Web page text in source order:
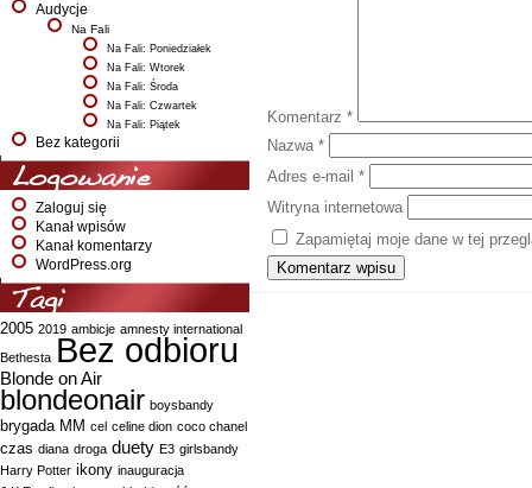
Audycje
Na Fali
Na Fali: Poniedziałek
Na Fali: Wtorek
Na Fali: Środa
Na Fali: Czwartek
Na Fali: Piątek
Bez kategorii
Logowanie
Zaloguj się
Kanał wpisów
Kanał komentarzy
WordPress.org
Tagi
2005 2019 ambicje amnesty international
Bethesta Bez odbioru
Blonde on Air
blondeonair boysbandy
brygada MM cel celine dion coco chanel
czas diana droga duety E3 girlsbandy
Harry Potter ikony inauguracja
Komentarz *
Nazwa *
Adres e-mail *
Witryna internetowa
Zapamiętaj moje dane w tej